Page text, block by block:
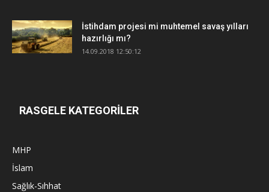
İstihdam projesi mi muhtemel savaş yılları
hazırlığı mı?
14.09.2018 12:50:12
RASGELE KATEGORİLER
MHP
İslam
Sağlık-Sıhhat